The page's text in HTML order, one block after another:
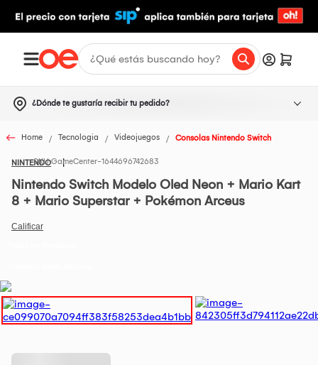
¿Dónde te gustaría recibir tu pedido?
Home Tecnologia Videojuegos Consolas Nintendo Switch
NINTENDOGameCenter-1644696742683
Nintendo Switch Modelo Oled Neon + Mario Kart
8 + Mario Superstar + Pokémon Arceus